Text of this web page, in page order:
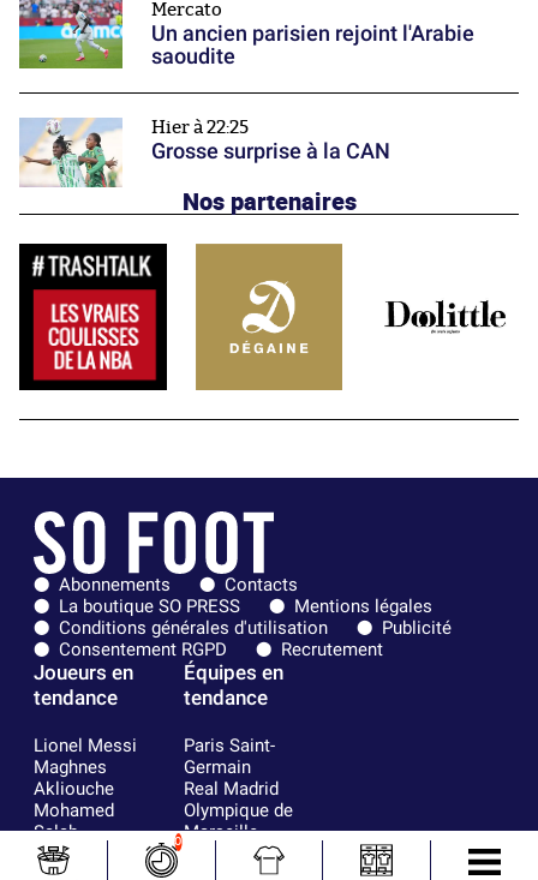
Mercato
Un ancien parisien rejoint l'Arabie
saoudite
Hier à 22:25
Grosse surprise à la CAN
Nos partenaires
Abonnements
Contacts
La boutique SO PRESS
Mentions légales
Conditions générales d'utilisation
Publicité
Consentement RGPD
Recrutement
Joueurs en
tendance
Lionel Messi
Maghnes
Akliouche
Mohamed
Salah
Neymar
Julián Álvarez
Équipes en
tendance
Paris Saint-
Germain
Real Madrid
Olympique de
Marseille
FC Barcelone
0